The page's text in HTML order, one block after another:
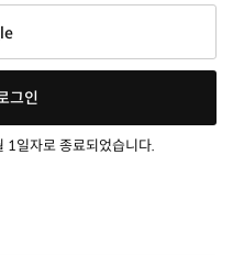
그인
일자로 종료되었습니다.